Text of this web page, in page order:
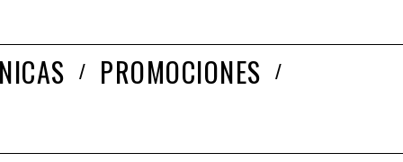
PROMOCIONES